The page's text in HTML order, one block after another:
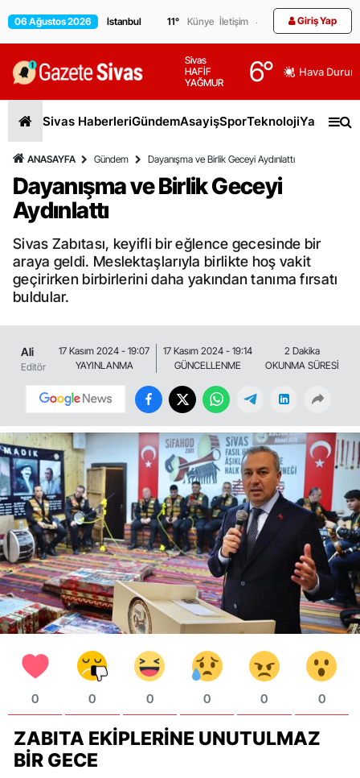
06 Ağustos 2026 11° Künye İletişim Giriş Yap
Sivas
HAFİF
YAĞMUR
6° Hava
Sivas HaberleriGündemAsayişSporTeknolojiYaşam
ANASAYFA Gündem Dayanışma ve Birlik Geceyi Aydınlattı
Dayanışma ve Birlik Geceyi
Aydınlattı
Sivas Zabıtası, keyifli bir eğlence gecesinde bir
araya geldi. Meslektaşlarıyla birlikte hoş vakit
geçirirken birbirlerini daha yakından tanıma fırsatı
buldular.
Ali
Editör
17 Kasım 2024 - 19:07
YAYINLANMA
17 Kasım 2024 - 19:14
GÜNCELLENME
2 Dakika
OKUNMA SÜRESİ
0 0 0 0 0 0
ZABITA EKIPLERINE UNUTULMAZ
BIR GECE